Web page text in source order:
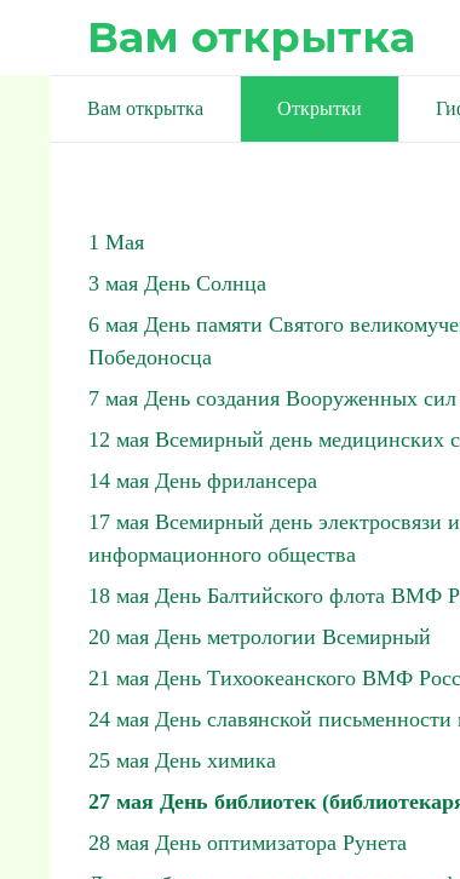
Вам открытка
Вам открытка Открытки
1 Мая
3 мая День Солнца
6 мая День памяти Святого
Победоносца
7 мая День создания Вооруженных
12 мая Всемирный день медицинских
14 мая День фрилансера
17 мая Всемирный день электросвязи и
информационного общества
18 мая День Балтийского флота ВМФ
20 мая День метрологии Всемирный
21 мая День Тихоокеанского ВМФ
24 мая День славянской письменности
25 мая День химика
27 мая День библиотек
28 мая День оптимизатора Рунета